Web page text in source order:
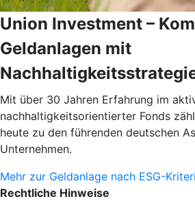
Union Investment –
Geldanlagen mit
Mit über 30 Jahren Erfahrung im
nachhaltigkeitsorientierter Fonds
heute zu den führenden deutschen
Unternehmen.
Mehr zur Geldanlage nach ESG-
Rechtliche Hinweise